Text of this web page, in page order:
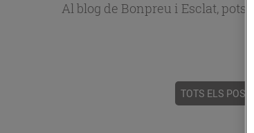
Al blog de Bonpreu i Esclat,
TOTS ELS POSTS